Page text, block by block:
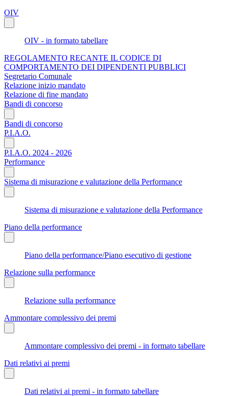
OIV
OIV - in formato tabellare
REGOLAMENTO RECANTE IL CODICE DI
COMPORTAMENTO DEI DIPENDENTI PUBBLICI
Segretario Comunale
Relazione inizio mandato
Relazione di fine mandato
Bandi di concorso
Bandi di concorso
P.I.A.O.
P.I.A.O. 2024 - 2026
Performance
Sistema di misurazione e valutazione della Performance
Sistema di misurazione e valutazione della Performance
Piano della performance
Piano della performance/Piano esecutivo di gestione
Relazione sulla performance
Relazione sulla performance
Ammontare complessivo dei premi
Ammontare complessivo dei premi - in formato tabellare
Dati relativi ai premi
Dati relativi ai premi - in formato tabellare